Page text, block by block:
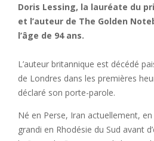
Doris Lessing, la lauréate du
et l’auteur de The Golden
l’âge de 94 ans.
L’auteur britannique est décédé
de Londres dans les premières
déclaré son porte-parole.
Né en Perse, Iran actuellement,
grandi en Rhodésie du Sud avant